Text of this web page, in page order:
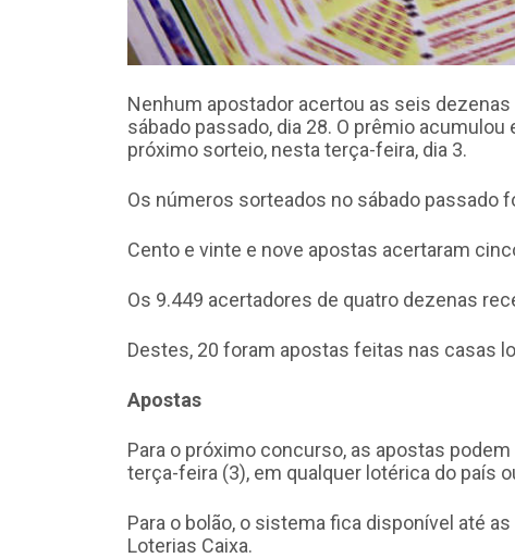
Nenhum apostador acertou as seis
sábado passado, dia 28. O prêmio
próximo sorteio, nesta terça-feira, dia 3.
Os números sorteados no sábado passado
Cento e vinte e nove apostas acertaram
Os 9.449 acertadores de quatro dezenas
Destes, 20 foram apostas feitas nas casas
Apostas
Para o próximo concurso, as apostas
terça-feira (3), em qualquer lotérica do país
Para o bolão, o sistema fica disponível até
Loterias Caixa.